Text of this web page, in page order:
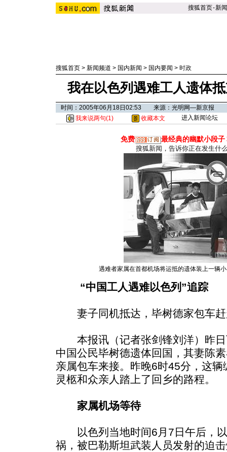
搜狐首页-新闻
搜狐首页 > 新闻频道 > 国内新闻 > 国内要闻 > 时政
我在以色列遇难工人遗体
时间：2005年06月18日02:53 来源：光明网—新京报
我来说两句(1) 收藏本文 进入新闻论坛
免费 最经典的幽默小段子
搜狐新闻，告诉你正在发生什
遇难者家属在首都机场将运抵的遗体装上一辆
“中国工人遇难以色列”追踪
妻子同机抵达，毕树德家包车赶
本报讯（记者张剑锋刘洋）昨日
中国公民毕树德遗体回国，其妻陈
亲属包车来接。昨晚6时45分，这
灵柩和众亲人踏上了回乡的路程。
家属机场等待
以色列当地时间6月7日午后，以
祸，被巴勒斯坦武装人员发射的迫